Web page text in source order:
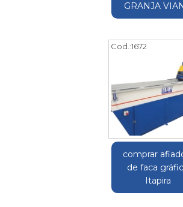
GRANJA
Cod.:1672
comprar
de faca
Itapira